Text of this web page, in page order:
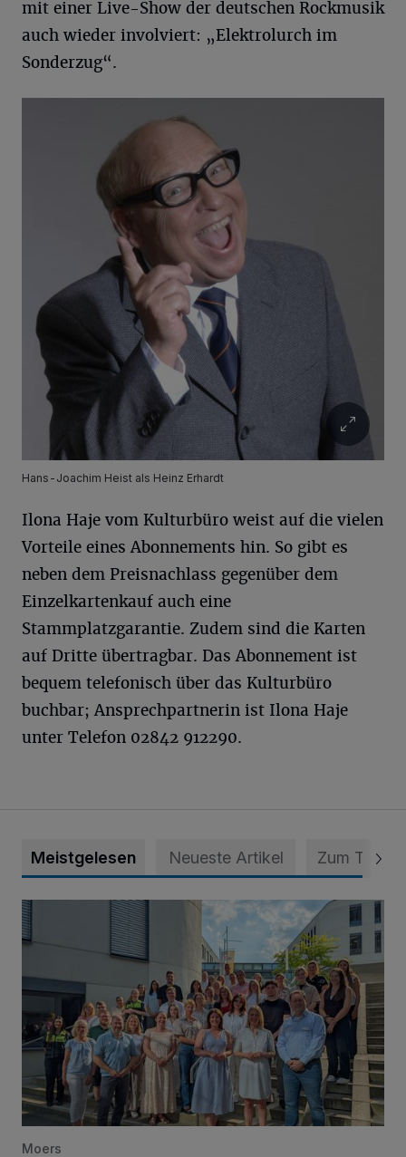
mit einer Live-Show der deutschen Rockmusik
auch wieder involviert: „Elektrolurch im
Sonderzug“.
Hans-Joachim Heist als Heinz Erhardt
Ilona Haje vom Kulturbüro weist auf die vielen
Vorteile eines Abonnements hin. So gibt es
neben dem Preisnachlass gegenüber dem
Einzelkartenkauf auch eine
Stammplatzgarantie. Zudem sind die Karten
auf Dritte übertragbar. Das Abonnement ist
bequem telefonisch über das Kulturbüro
buchbar; Ansprechpartnerin ist Ilona Haje
unter Telefon 02842 912290.
Meistgelesen Neueste Artikel Zum Thema
Junge Leute starten Ausbildung bei der Stadt
Moers